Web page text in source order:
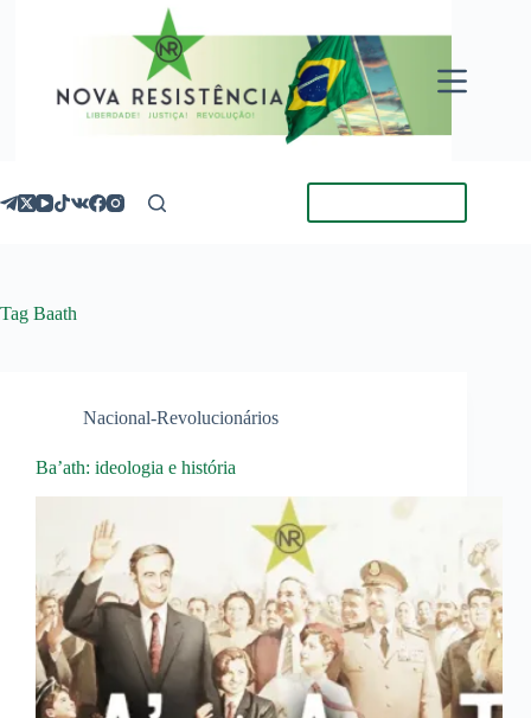
Tag Baath
Nacional-Revolucionários
Ba’ath: ideologia e história